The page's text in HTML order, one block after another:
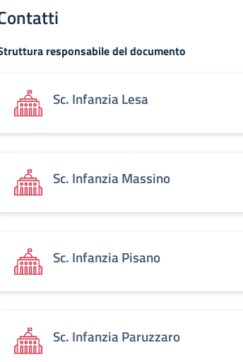
responsabile del documento
Sc. Infanzia Lesa
Sc. Infanzia Massino
Sc. Infanzia Pisano
Sc. Infanzia Paruzzaro